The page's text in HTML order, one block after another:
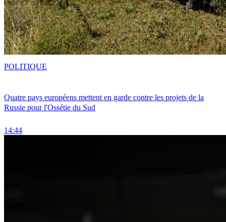
Quatre pays européens mettent en garde contre les projets de la
Russie pour l'Ossétie du Sud
14:44
POLITIQUE